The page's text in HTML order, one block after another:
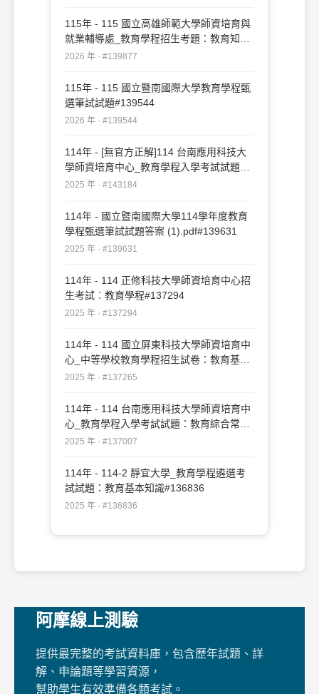
115年 - 115 國立高雄師範大學師資培育與
就業輔導處_教育學程招生考題：教育知能
#139877
2026 年 · #139877
115年 - 115 國立暨南國際大學教育學程甄
選筆試試題#139544
2026 年 · #139544
114年 - [無官方正解]114 台南應用科技大
學師資培育中心_教育學程入學考試試題：
教育綜合常識#143184
2025 年 · #143184
114年 - 國立暨南國際大學114學年度教育
學程甄選筆試試題答案 (1).pdf#139631
2025 年 · #139631
114年 - 114 正修科技大學師資培育中心招
生考試︰教育學程#137294
2025 年 · #137294
114年 - 114 國立屏東科技大學師資培育中
心_中等學校教育學程招生試卷：教育基本
常識#137265
2025 年 · #137265
114年 - 114 台南應用科技大學師資培育中
心_教育學程入學考試試題：教育綜合常識
測驗#137007
2025 年 · #137007
114年 - 114-2 靜宜大學_教育學程遴選考
試試題：教育基本知識#136836
2025 年 · #136836
阿摩線上測驗
提供最完整的考試資料庫，包含歷年試題、詳
解、申論題等學習資源，
幫助學生有效準備各類考試。